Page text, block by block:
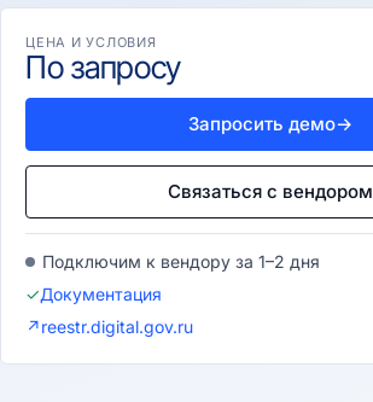
ЦЕНА И УСЛОВИЯ
По запросу
Запросить демо→
Связаться с вендором
Подключим к вендору за 1–2 дня
✓Документация
↗reestr.digital.gov.ru